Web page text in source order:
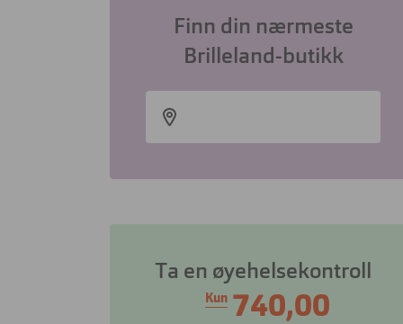
Finn din nærmeste
Brilleland-butikk
Ta en øyehelsekontroll
Kun 740,00